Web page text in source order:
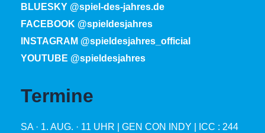
BLUESKY @spiel-des-jahres.de
FACEBOOK @spieldesjahres
INSTAGRAM @spieldesjahres_official
YOUTUBE @spieldesjahres
Termine
SA · 1. AUG. · 11 UHR | GEN CON INDY | ICC : 244